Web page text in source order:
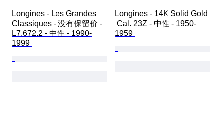
Longines - Les Grandes
Classiques - 没有保留价 -
L7.672.2 - 中性 - 1990-
1999
Longines - 14K Solid Gold
Cal. 23Z - 中性 - 1950-
1959